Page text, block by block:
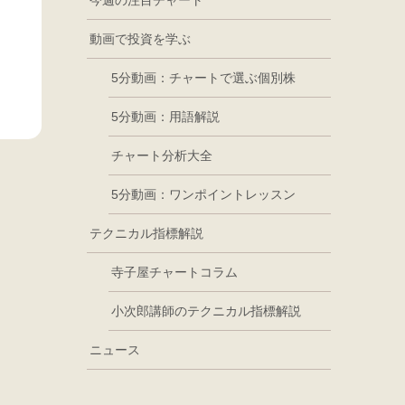
動画で投資を学ぶ
5分動画：チャートで選ぶ個別株
5分動画：用語解説
チャート分析大全
5分動画：ワンポイントレッスン
テクニカル指標解説
寺子屋チャートコラム
小次郎講師のテクニカル指標解説
ニュース